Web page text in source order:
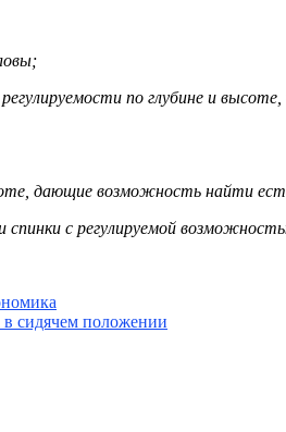
по глубине и
дающие возможность найти
спинки с регулируемой
в сидячем положении